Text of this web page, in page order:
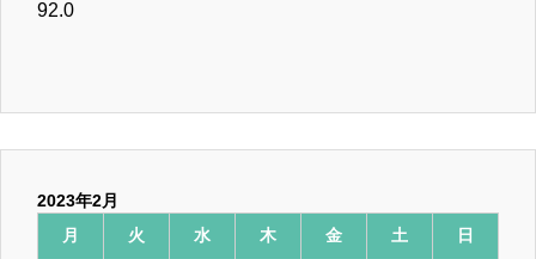
92.0
2023年2月
月
火 水 木 金 土 日